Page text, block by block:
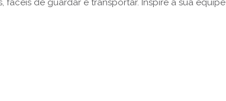
de guardar e transportar. Inspire a sua equipe